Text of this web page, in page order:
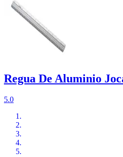
Regua De Aluminio
5.0